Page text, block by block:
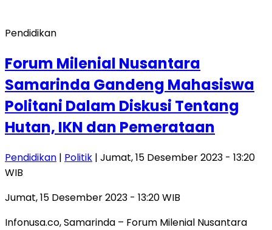
Pendidikan
Forum Milenial Nusantara
Samarinda Gandeng Mahasiswa
Politani Dalam Diskusi Tentang
Hutan, IKN dan Pemerataan
Pendidikan | Politik | Jumat, 15 Desember 2023 - 13:20
WIB
Jumat, 15 Desember 2023 - 13:20 WIB
Infonusa.co, Samarinda – Forum Milenial Nusantara